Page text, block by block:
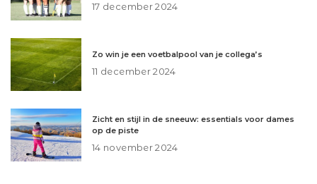
17 december 2024
Zo win je een voetbalpool van je collega’s
11 december 2024
Zicht en stijl in de sneeuw: essentials voor dames
op de piste
14 november 2024